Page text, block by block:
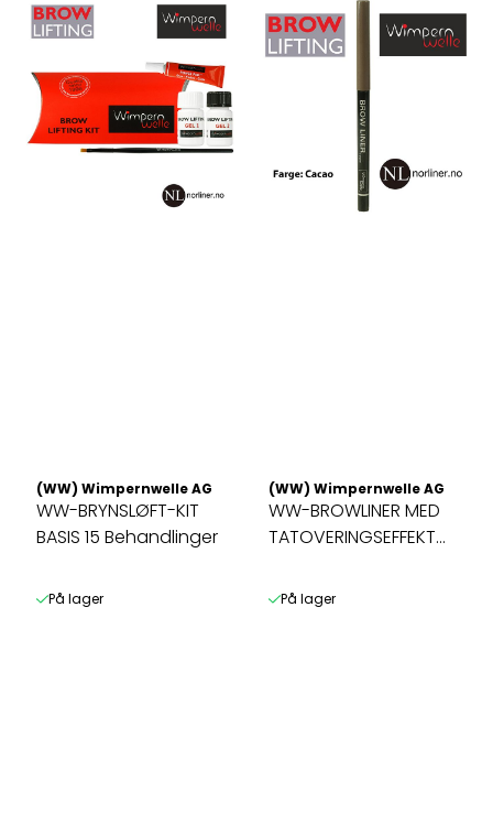
(WW) Wimpernwelle AG
WW-BRYNSLØFT-KIT
BASIS 15 Behandlinger
På lager
(WW) Wimpernwelle AG
WW-BROWLINER MED
TATOVERINGSEFFEKT
På lager